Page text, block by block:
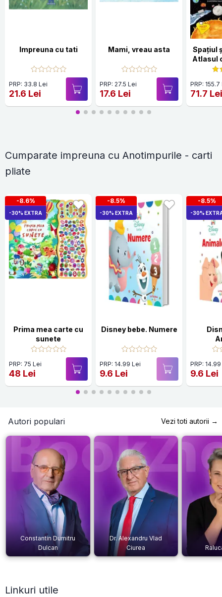
Impreuna cu tati
PRP: 33.8 Lei
21.6 Lei
Mami, vreau asta
PRP: 27.5 Lei
17.6 Lei
Spațiul
Atlasul
PRP:
71.7
Cumparate impreuna cu Anotimpurile - carti
pliate
-8.6%
-30% EXTRA
Prima mea carte cu
sunete
PRP: 75 Lei
48 Lei
-8.5%
-30% EXTRA
Disney bebe. Numere
PRP: 14.99 Lei
9.6 Lei
-8.5%
-30%
PRP:
9.6 Lei
Autori populari Vezi toti autorii →
Constantin Dumitru
Dulcan
Dr. Alexandru Vlad
Ciurea
Linkuri utile